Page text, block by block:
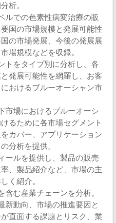
析。
ルでの色素性病変治療の販
国の市場規模と発展可能性
の市場発展、今後の発展展
場規模などを収録。
トをタイプ別に分析し、各
発展可能性を網羅し、お客
おけるブルーオーシャン市
市場におけるブルーオーシ
るために各市場セグメント
カバー、アプリケーション
分析を提供。
ールを提供し、製品の販売
、製品紹介など、市場の主
く紹介。
む産業チェーンを分析。
新動向、市場の推進要因と
直面する課題とリスク、業